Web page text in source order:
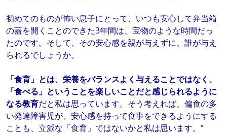
初めてのものが怖い息子にとって、いつも安心して弁当箱
の蓋を開くことのできた3年間は、宝物のような時間だっ
たのです。そして、その安心感を親が与えずに、誰が与え
られるでしょうか。
「食育」とは、栄養をバランスよく与えることではなく、
「食べる」ということを楽しいことだと感じられるように
なる教育だと私は思っています。そう考えれば、偏食の多
い発達障害児が、安心感を持って食事をできるようにする
ことも、立派な「食育」ではないかと私は思います。”